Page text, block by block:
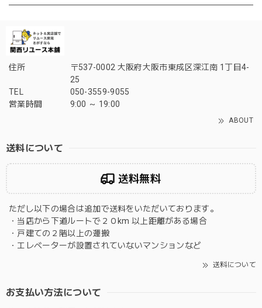
住所
〒537-0002 大阪府大阪市東成区深江南 1丁目4-
25
TEL
050-3559-9055
営業時間
9:00 ～ 19:00
ABOUT
送料について
送料無料
ただし以下の場合は追加で送料をいただいております。
・当店から下道ルートで２０km 以上距離がある場合
・戸建ての２階以上の運搬
・エレベーターが設置されていないマンションなど
送料について
お支払い方法について